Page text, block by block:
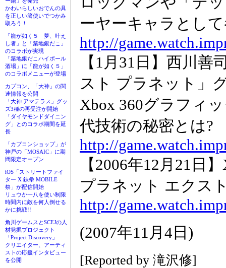
かわいらしいおでんの具
を正しい箸使いでつかみ
取ろう！
「龍が如く５ 夢、叶え
し者」と「築地銀だこ」
のコラボが実現
「築地銀だこハイボール
酒場」に「龍が如く５」
のコラボメニューが登場
カプコン、「大神」の関
連情報を公開
「大神 アマテラス」グッ
ズ3種の再受注が開始
「ダイヤモンドダイニン
グ」とのコラボ期間を延
長
「カプコンショップ」が
神戸の「MOSAIC」に期
間限定オープン
iOS「ストリートファイ
ター X 鉄拳 MOBILE
祭」が配信開始
リュウか一八を使い制限
時間内に敵を何人倒せる
かに挑戦!!
角川ゲームスとSCEJの人
材発掘プロジェクト
「Project Discovery」
クリエイター、アーティ
ストの応援インタビュー
を公開
ーヤーキャラとし
http://
【1月31日】西川
スト プラネット」
Xbox 360グラフィ
代技術の秘密とは?
http://
【2006年12月21日
プラネット エクス
http://
(2007年11月4日)
[Reported by 滝沢修]